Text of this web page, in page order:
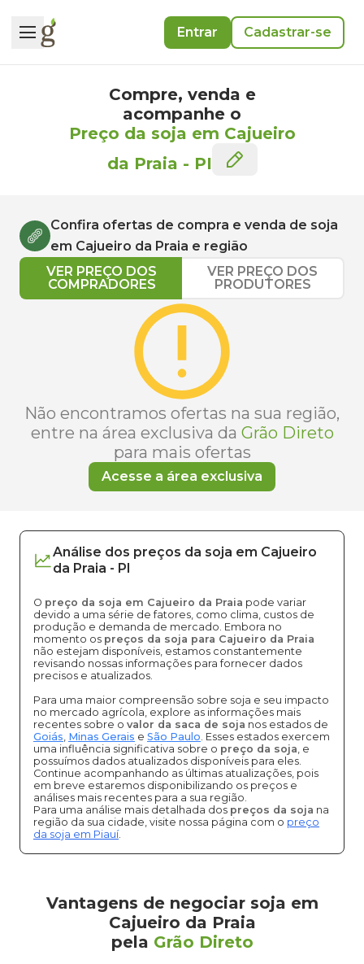
Entrar Cadastrar-se
Compre, venda e
acompanhe o
Preço da soja em Cajueiro
da Praia - PI
Confira ofertas de compra e venda de soja
em Cajueiro da Praia e região
VER PREÇO DOS
COMPRADORES
VER PREÇO DOS
PRODUTORES
Não encontramos ofertas na sua região,
entre na área exclusiva da Grão Direto
para mais ofertas
Acesse a área exclusiva
Análise dos preços da soja em Cajueiro
da Praia - PI
O preço da soja em Cajueiro da Praia pode variar
devido a uma série de fatores, como clima, custos de
produção e demanda de mercado. Embora no
momento os preços da soja para Cajueiro da Praia
não estejam disponíveis, estamos constantemente
revisando nossas informações para fornecer dados
precisos e atualizados.
Para uma maior compreensão sobre soja e seu impacto
no mercado agrícola, explore as informações mais
recentes sobre o valor da saca de soja nos estados de
Goiás, Minas Gerais e São Paulo. Esses estados exercem
uma influência significativa sobre o preço da soja, e
possuímos dados atualizados disponíveis para eles.
Continue acompanhando as últimas atualizações, pois
em breve estaremos disponibilizando os preços e
análises mais recentes para a sua região.
Para uma análise mais detalhada dos preços da soja na
região da sua cidade, visite nossa página com o preço
da soja em Piauí.
Vantagens de negociar soja em
Cajueiro da Praia
pela Grão Direto